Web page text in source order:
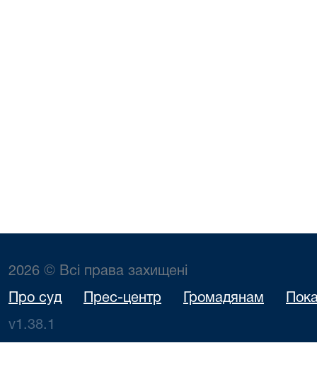
2026 © Всі права захищені
Про суд Прес-центр Громадянам
v1.38.1